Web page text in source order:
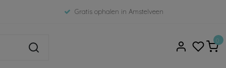
Gratis ophalen in Amstelveen
0